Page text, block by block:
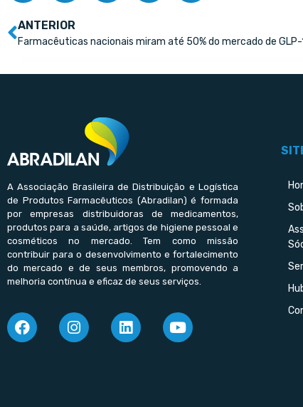
ANTERIOR
Farmacêuticas nacionais miram até 50% do mercado de GLP-
A Associação Brasileira de Distribuição e Logística
de Produtos Farmacêuticos (Abradilan) é formada
por empresas distribuidoras de medicamentos,
produtos para a saúde, artigos de higiene pessoal e
cosméticos no mercado. Tem como missão
contribuir para o desenvolvimento e fortalecimento
do mercado e de seus membros, promovendo a
melhoria contínua e eficaz de seus serviços.